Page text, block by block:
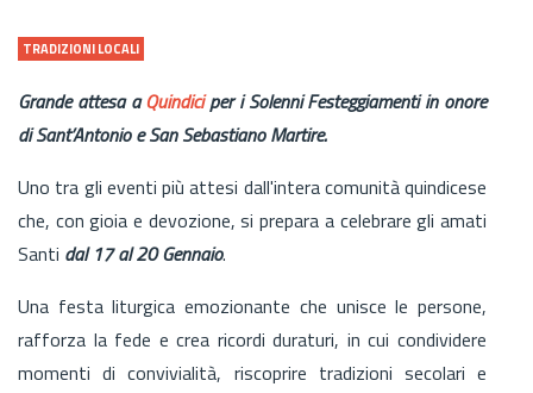
TRADIZIONI LOCALI
Grande attesa aQuindiciper i Solenni Festeggiamenti in onore
di Sant’Antonio e San Sebastiano Martire.
Uno tra gli eventi più attesi dall'intera comunità quindicese
che, con gioia e devozione, si prepara a celebrare gli amati
Santi dal 17 al 20 Gennaio.
Una festa liturgica emozionante che unisce le persone,
rafforza la fede e crea ricordi duraturi, in cui condividere
momenti di convivialità, riscoprire tradizioni secolari e